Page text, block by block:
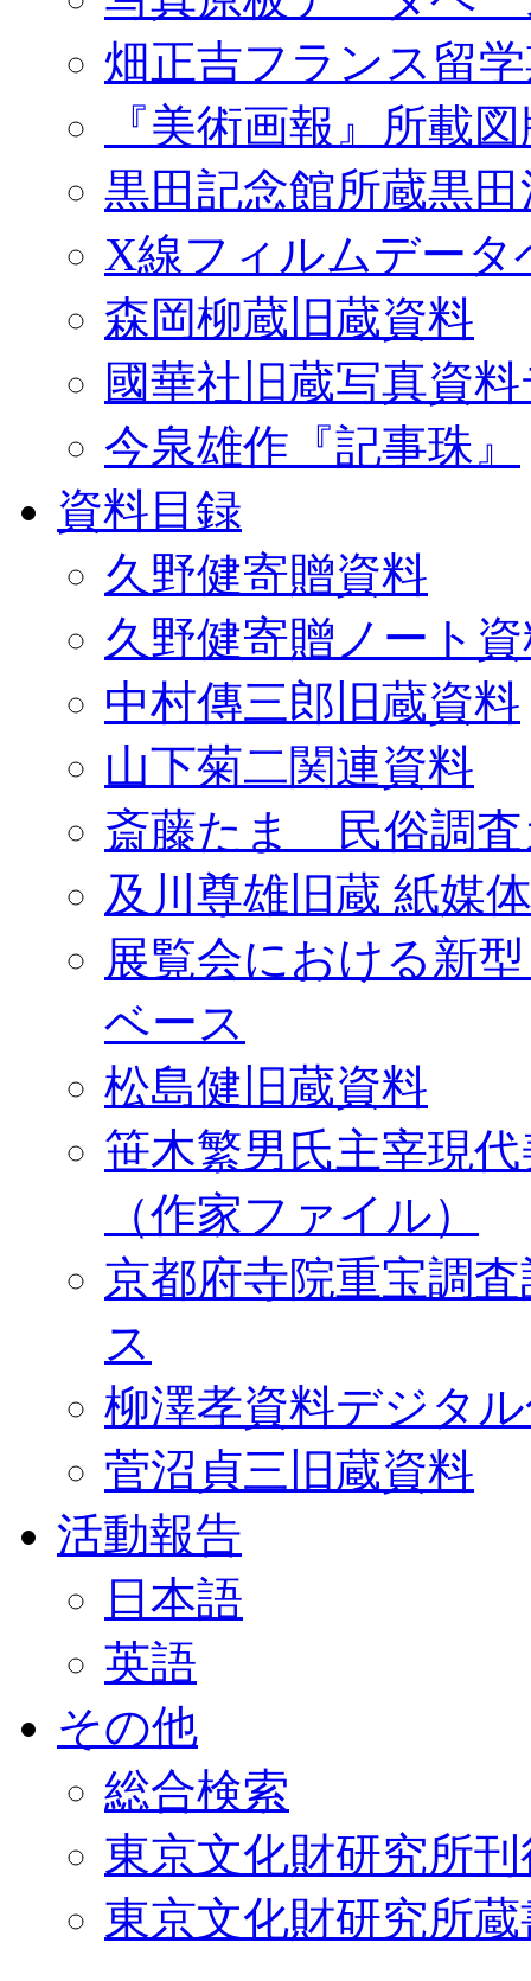
畑正吉フランス留
『美術画報』所載
黒田記念館所蔵黒
X線フィルムデータ
森岡柳蔵旧蔵資料
國華社旧蔵写真資
今泉雄作『記事珠』
資料目録
久野健寄贈資料
久野健寄贈ノート
中村傳三郎旧蔵資料
山下菊二関連資料
斎藤たま 民俗調査
及川尊雄旧蔵 紙媒
展覧会における新
ベース
松島健旧蔵資料
笹木繁男氏主宰現
（作家ファイル）
京都府寺院重宝調
ス
柳澤孝資料デジタ
菅沼貞三旧蔵資料
活動報告
日本語
英語
その他
総合検索
東京文化財研究所
東京文化財研究所